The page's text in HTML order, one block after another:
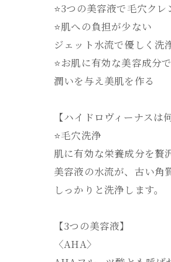
⭐️3つの美容液で毛穴クレ
⭐️肌への負担が少ない
ジェット水流で優しく洗
⭐️お肌に有効な美容成分で
潤いを与え美肌を作る
【ハイドロヴィーナスは
⭐️毛穴洗浄
肌に有効な栄養成分を贅
美容液の水流が、古い角
しっかりと洗浄します。
【3つの美容液】
〈AHA〉